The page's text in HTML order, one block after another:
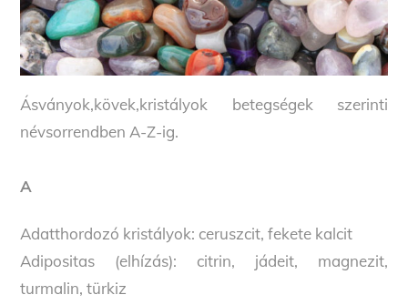
Ásványok,kövek,kristályok betegségek szerinti
névsorrendben A-Z-ig.
A
Adatthordozó kristályok: ceruszcit, fekete kalcit
Adipositas (elhízás): citrin, jádeit, magnezit,
turmalin, türkiz